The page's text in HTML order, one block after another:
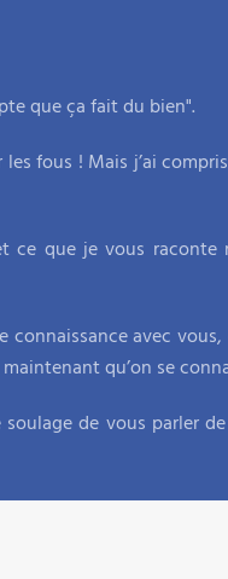
que ça fait du bien".
fous ! Mais j’ai
ce que je vous raconte
connaissance avec
qu’on se
de vous parler